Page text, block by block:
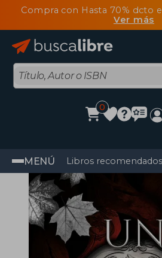
Compra con Hasta 70% dcto
Ver más
0
MENÚ Libros